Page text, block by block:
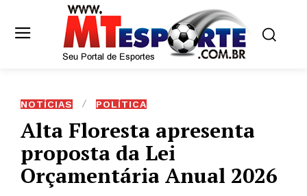
NOTÍCIAS POLÍTICA
Alta Floresta apresenta
proposta da Lei
Orçamentária Anual 2026